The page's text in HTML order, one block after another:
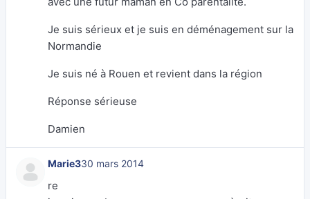
Je suis sérieux et je suis en déménagement sur la
Normandie
Je suis né à Rouen et revient dans la région
Réponse sérieuse
Damien
Marie330 mars 2014
re